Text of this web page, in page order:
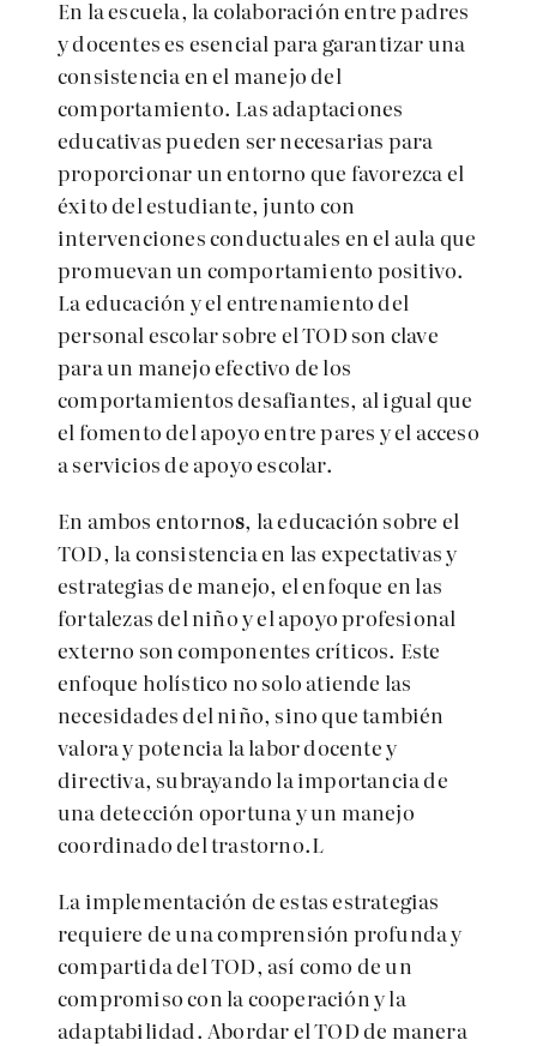
En la escuela, la colaboración entre padres
y docentes es esencial para garantizar una
consistencia en el manejo del
comportamiento. Las adaptaciones
educativas pueden ser necesarias para
proporcionar un entorno que favorezca el
éxito del estudiante, junto con
intervenciones conductuales en el aula que
promuevan un comportamiento positivo.
La educación y el entrenamiento del
personal escolar sobre el TOD son clave
para un manejo efectivo de los
comportamientos desafiantes, al igual que
el fomento del apoyo entre pares y el acceso
a servicios de apoyo escolar.
En ambos entornos, la educación sobre el
TOD, la consistencia en las expectativas y
estrategias de manejo, el enfoque en las
fortalezas del niño y el apoyo profesional
externo son componentes críticos. Este
enfoque holístico no solo atiende las
necesidades del niño, sino que también
valora y potencia la labor docente y
directiva, subrayando la importancia de
una detección oportuna y un manejo
coordinado del trastorno.L
La implementación de estas estrategias
requiere de una comprensión profunda y
compartida del TOD, así como de un
compromiso con la cooperación y la
adaptabilidad. Abordar el TOD de manera